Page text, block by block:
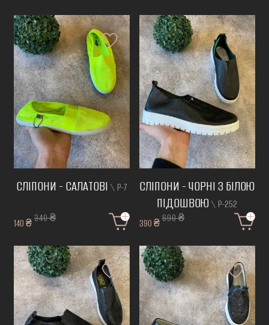
СЛІПОНИ - САЛАТОВІ \ Р-7
140 ₴ 340 ₴
СЛІПОНИ - ЧОРНІ З БІЛОЮ
ПІДОШВОЮ\ Р-252
390 ₴ 690 ₴